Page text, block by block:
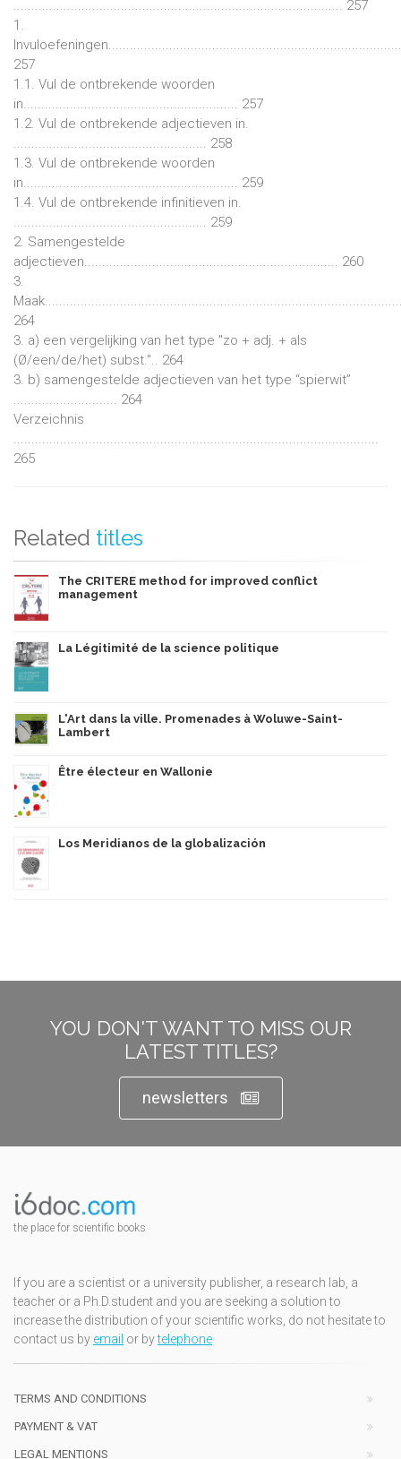
............................................................................................ 257
1.
257
1.1. Vul de ontbrekende woorden
in............................................................ 257
1.2. Vul de ontbrekende adjectieven in.
...................................................... 258
1.3. Vul de ontbrekende woorden
in............................................................ 259
1.4. Vul de ontbrekende infinitieven in.
...................................................... 259
2. Samengestelde
adjectieven....................................................................... 260
3.
264
3. a) een vergelijking van het type "zo + adj. + als
(Ø/een/de/het) subst.".. 264
3. b) samengestelde adjectieven van het type “spierwit”
............................. 264
Verzeichnis
265
Related titles
The CRITERE method for improved conflict
management
La Légitimité de la science politique
L'Art dans la ville. Promenades à Woluwe-Saint-
Lambert
Être électeur en Wallonie
Los Meridianos de la globalización
YOU DON'T WANT TO MISS OUR
LATEST TITLES?
newsletters
the place for scientific books
If you are a scientist or a university publisher, a research lab, a
teacher or a Ph.D.student and you are seeking a solution to
increase the distribution of your scientific works, do not hesitate to
contact us by email or bytelephone
TERMS AND CONDITIONS
PAYMENT & VAT
LEGAL MENTIONS